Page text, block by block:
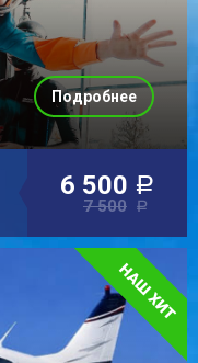
6 500 a
7 500 a
Подробнее